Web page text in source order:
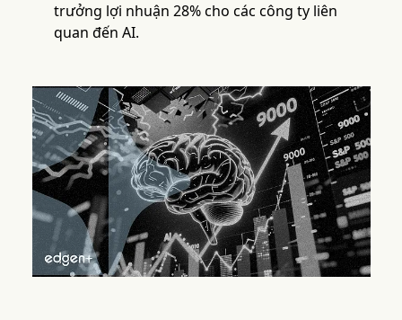
trưởng lợi nhuận 28% cho các công ty liên
quan đến AI.